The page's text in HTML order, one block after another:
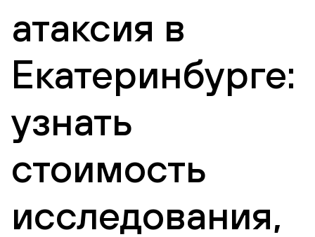
атаксия в
Екатеринбурге:
узнать
стоимость
исследования,